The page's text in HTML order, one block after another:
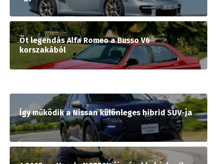
Öt legendás Alfa Romeo a Busso V6
korszakából
Így működik a Nissan különleges hibrid SUV-ja